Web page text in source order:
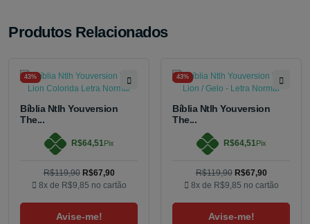
Produtos Relacionados
43%
Bíblia Ntlh Youversion
The...
R$64,51 Pix
R$119,90 R$67,90
8x de R$9,85 no cartão
Avise-me!
43%
Bíblia Ntlh Youversion
The...
R$64,51 Pix
R$119,90 R$67,90
8x de R$9,85 no cartão
Avise-me!